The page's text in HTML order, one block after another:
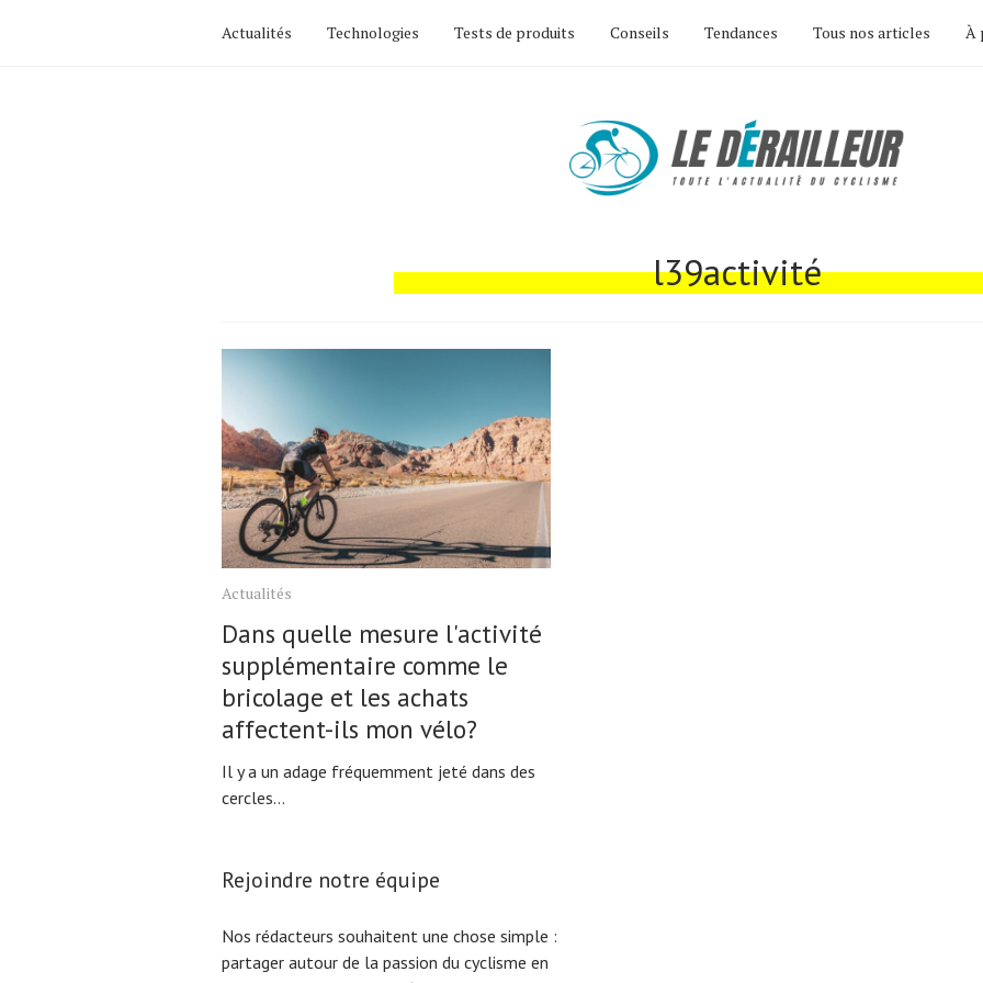
Actualités Technologies Tests de produits Conseils Tendances Tous nos articles À
l39activité
Actualités
Dans quelle mesure l'activité
supplémentaire comme le
bricolage et les achats
affectent-ils mon vélo?
Il y a un adage fréquemment jeté dans des
cercles...
Rejoindre notre équipe
Nos rédacteurs souhaitent une chose simple :
partager autour de la passion du cyclisme en